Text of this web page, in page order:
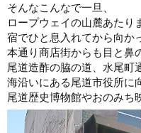
そんなこんなで一旦、
ロープウェイの山麓あたり
宿でひと息入れてから向か
本通り商店街からも目と鼻
尾道造酢の脇の道、水尾町
海沿いにある尾道市役所に
尾道歴史博物館やおのみち